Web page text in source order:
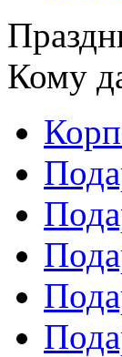
Кому